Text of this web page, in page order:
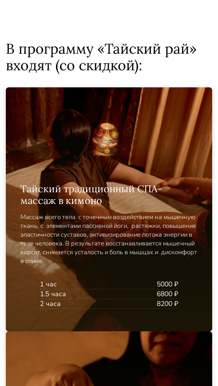
В программу «Тайский рай»
входят (со скидкой):
Тайский традиционный СПА-
массаж в кимоно
Массаж всего тела с точечным воздействием на мышечную
ткань, с элементами пассивной йоги, растяжки, повышение
эластичности суставов, активизирование потока энергии в
теле человека. В результате восстанавливается мышечный
корсет, снимается усталость и боль в мышцах и дискомфорт
в спине.
1 час
5000 ₽
1.5 часа
6800 ₽
2 часа
8200 ₽